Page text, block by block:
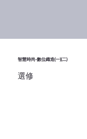
智慧時尚-數位織造(一)(二)
選修